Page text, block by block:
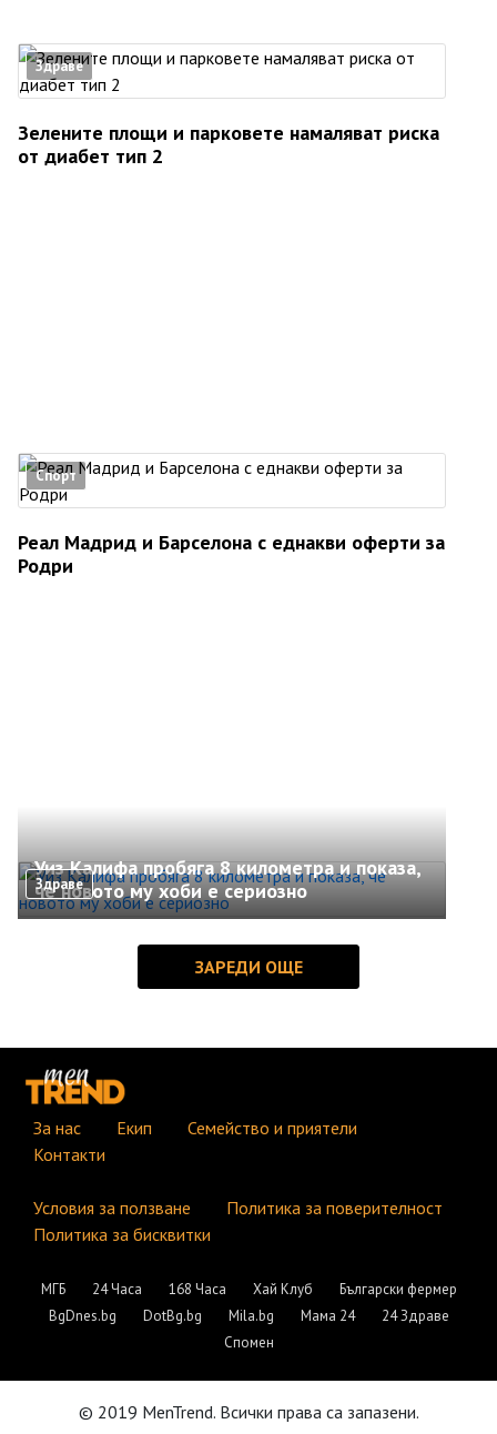
Здраве
Зелените площи и парковете намаляват риска
от диабет тип 2
Спорт
Реал Мадрид и Барселона с еднакви оферти за
Родри
Здраве
Уиз Калифа пробяга 8 километра и показа,
че новото му хоби е сериозно
За нас Екип
Семейство и приятели
Контакти
Условия за ползване
Политика за поверителност
Политика за бисквитки
МГБ 24 Часа 168 Часа Хай Клуб
Български фермер
BgDnes.bg
DotBg.bg Mila.bg Мама 24
24 Здраве
Спомен
© 2019 MenTrend. Всички права са запазени.